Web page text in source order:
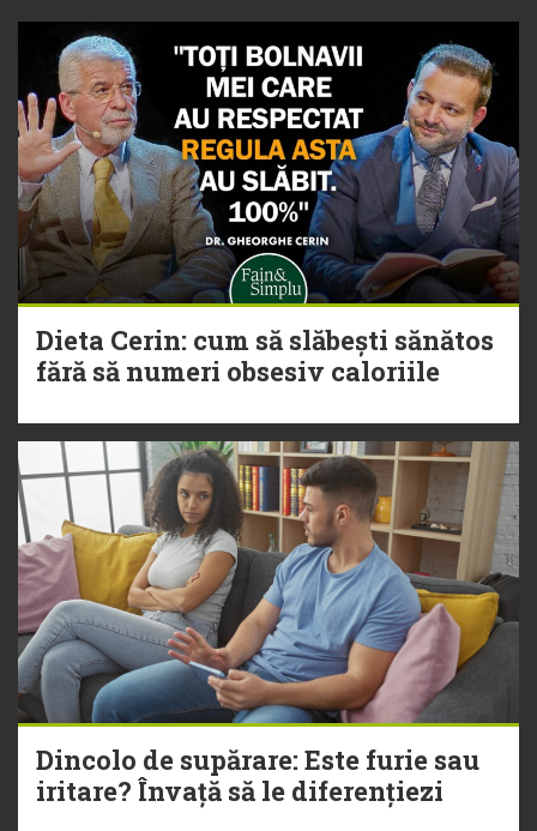
Dieta Cerin: cum să slăbești sănătos
fără să numeri obsesiv caloriile
Dincolo de supărare: Este furie sau
iritare? Învață să le diferențiezi